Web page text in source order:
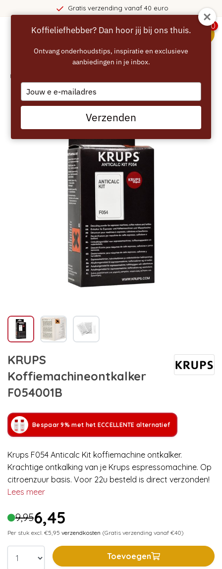
verzending vanaf 40 euro
0
Home
KRUPS
Koffiemachineontkalker
F054001B
Bespaar 9% met het ECCELLENTE alternatief
Krups F054 Anticalc Kit koffiemachine ontkalker.
Krachtige ontkalking van je Krups espressomachine. Op
citroenzuur basis. Voor 22u besteld is direct verzonden!
Lees meer
9,956,45
Per stuk excl. €5,95 verzendkosten (Gratis verzending vanaf €40)
Toevoegen
Koffieliefhebber? Dan hoor jij bij ons thuis.
Ontvang onderhoudstips, inspiratie en exclusieve
aanbiedingen in je inbox.
Type
your
email
Verzenden